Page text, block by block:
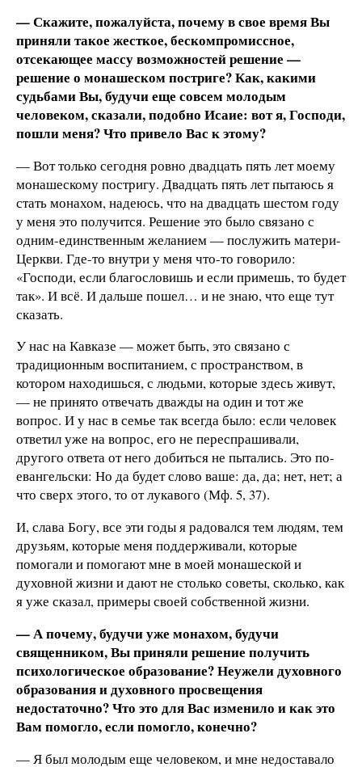
— Скажите, пожалуйста, почему в свое время Вы
приняли такое жесткое, бескомпромиссное,
отсекающее массу возможностей решение —
решение о монашеском постриге? Как, какими
судьбами Вы, будучи еще совсем молодым
человеком, сказали, подобно Исаие: вот я, Господи,
пошли меня? Что привело Вас к этому?
— Вот только сегодня ровно двадцать пять лет моему
монашескому постригу. Двадцать пять лет пытаюсь я
стать монахом, надеюсь, что на двадцать шестом году
у меня это получится. Решение это было связано с
одним-единственным желанием — послужить матери-
Церкви. Где-то внутри у меня что-то говорило:
«Господи, если благословишь и если примешь, то будет
так». И всё. И дальше пошел… и не знаю, что еще тут
сказать.
У нас на Кавказе — может быть, это связано с
традиционным воспитанием, с пространством, в
котором находишься, с людьми, которые здесь живут,
— не принято отвечать дважды на один и тот же
вопрос. И у нас в семье так всегда было: если человек
ответил уже на вопрос, его не переспрашивали,
другого ответа от него добиться не пытались. Это по-
евангельски: Но да будет слово ваше: да, да; нет, нет; а
что сверх этого, то от лукавого (Мф. 5, 37).
И, слава Богу, все эти годы я радовался тем людям, тем
друзьям, которые меня поддерживали, которые
помогали и помогают мне в моей монашеской и
духовной жизни и дают не столько советы, сколько, как
я уже сказал, примеры своей собственной жизни.
— А почему, будучи уже монахом, будучи
священником, Вы приняли решение получить
психологическое образование? Неужели духовного
образования и духовного просвещения
недостаточно? Что это для Вас изменило и как это
Вам помогло, если помогло, конечно?
— Я был молодым еще человеком, и мне недоставало